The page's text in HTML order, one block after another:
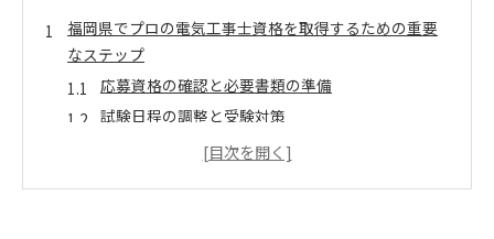
福岡県でプロの電気工事士資格を取得するための重要
なステップ
応募資格の確認と必要書類の準備
試験日程の調整と受験対策
実技試験と筆記試験のポイント